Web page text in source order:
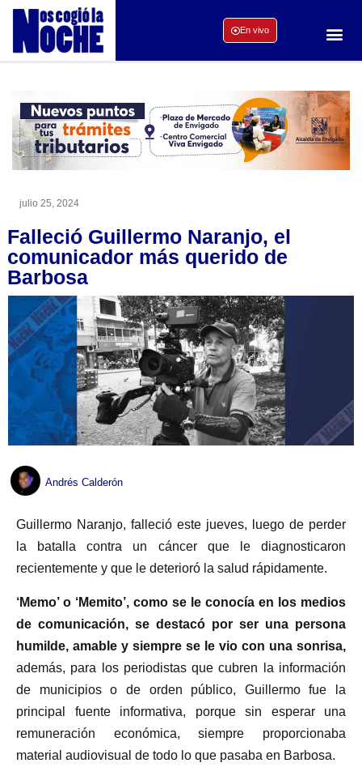
En vivo
julio 25, 2024
Falleció Guillermo Naranjo, el
comunicador más querido de
Barbosa
Andrés Calderón
Guillermo Naranjo, falleció este jueves, luego de perder
la batalla contra un cáncer que le diagnosticaron
recientemente y que le deterioró la salud rápidamente.
‘Memo’ o ‘Memito’, como se le conocía en los medios
de comunicación, se destacó por ser una persona
humilde, amable y siempre se le vio con una sonrisa,
además, para los periodistas que cubren la información
de municipios o de orden público, Guillermo fue la
principal fuente informativa, porque sin esperar una
remuneración económica, siempre proporcionaba
material audiovisual de todo lo que pasaba en Barbosa.